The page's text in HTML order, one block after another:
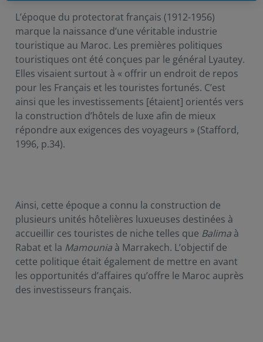
L’époque du protectorat français (1912-1956)
marque la naissance d’une véritable industrie
touristique au Maroc. Les premières politiques
touristiques ont été conçues par le général Lyautey.
Elles visaient surtout à « offrir un endroit de repos
pour les Français et les touristes fortunés. C’est
ainsi que les investissements [étaient] orientés vers
la construction d’hôtels de luxe afin de mieux
répondre aux exigences des voyageurs » (Stafford,
1996, p.34).
Ainsi, cette époque a connu la construction de
plusieurs unités hôtelières luxueuses destinées à
accueillir ces touristes de niche telles que Balima à
Rabat et la Mamounia à Marrakech. L’objectif de
cette politique était également de mettre en avant
les opportunités d’affaires qu’offre le Maroc auprès
des investisseurs français.